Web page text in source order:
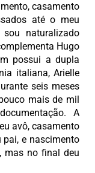
casamento
até o meu
naturalizado
Hugo
possui a dupla
italiana, Arielle
seis meses
mais de mil
A
avô, casamento
e nascimento
mas no final deu